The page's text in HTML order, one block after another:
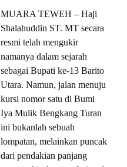
MUARA TEWEH – Haji
Shalahuddin ST. MT secara
resmi telah mengukir
namanya dalam sejarah
sebagai Bupati ke-13 Barito
Utara. Namun, jalan menuju
kursi nomor satu di Bumi
Iya Mulik Bengkang Turan
ini bukanlah sebuah
lompatan, melainkan puncak
dari pendakian panjang